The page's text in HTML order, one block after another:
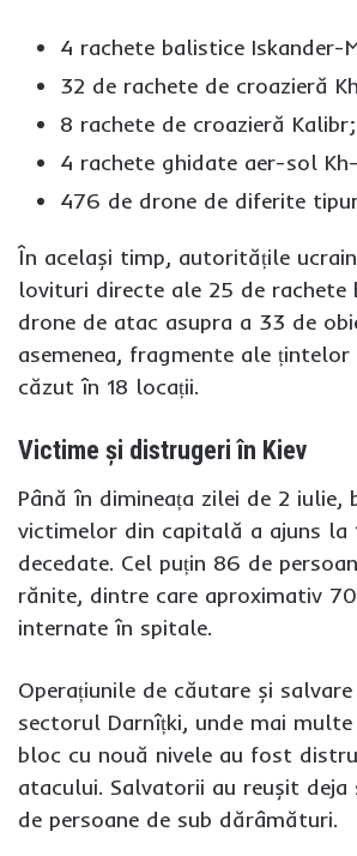
4 rachete balistice Iskander-
32 de rachete de croazieră
8 rachete de croazieră Kalibr;
4 rachete ghidate aer-sol
476 de drone de diferite
În același timp, autoritățile
lovituri directe ale 25 de rachete
drone de atac asupra a 33 de
asemenea, fragmente ale
căzut în 18 locații.
Victime și distrugeri în Kiev
Până în dimineața zilei de 2 iulie,
victimelor din capitală a ajuns la
decedate. Cel puțin 86 de
rănite, dintre care aproximativ
internate în spitale.
Operațiunile de căutare și
sectorul Darnîțki, unde mai
bloc cu nouă nivele au fost
atacului. Salvatorii au reușit deja
de persoane de sub dărâmături.